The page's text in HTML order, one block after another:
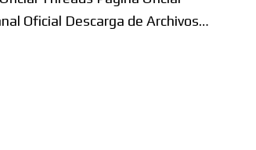
Oficial Descarga de Archivos…